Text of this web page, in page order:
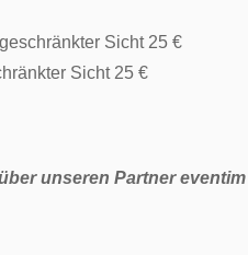
Sicht 25 €
Sicht 25 €
unseren Partner eventim